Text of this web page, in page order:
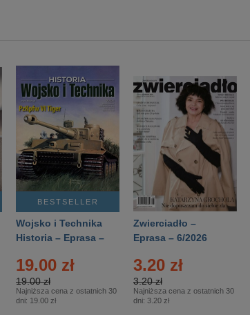
BESTSELLER
Wojsko i Technika
Historia – Eprasa –
19.00 zł
19.00 zł
Najniższa cena z ostatnich 30
dni: 19.00 zł
Zwierciadło –
Eprasa – 6/2026
3.20 zł
3.20 zł
Najniższa cena z ostatnich 30
dni: 3.20 zł